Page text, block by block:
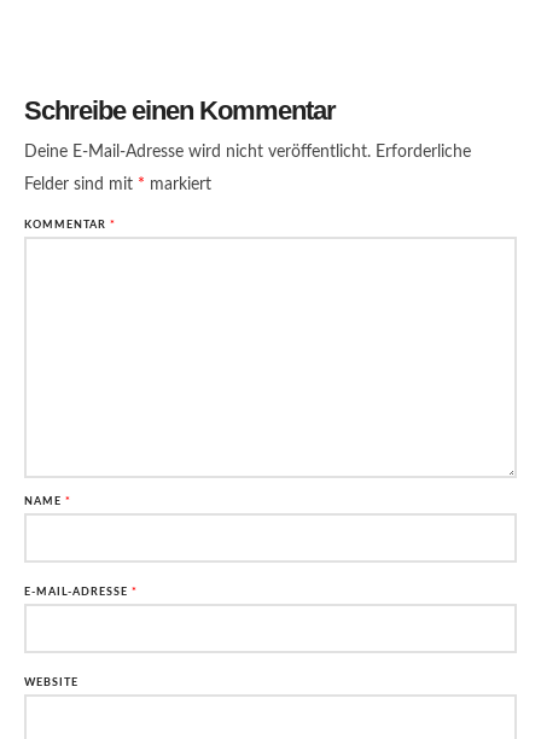
Schreibe einen Kommentar
Deine E-Mail-Adresse wird nicht veröffentlicht. Erforderliche
Felder sind mit * markiert
KOMMENTAR *
NAME *
E-MAIL-ADRESSE *
WEBSITE